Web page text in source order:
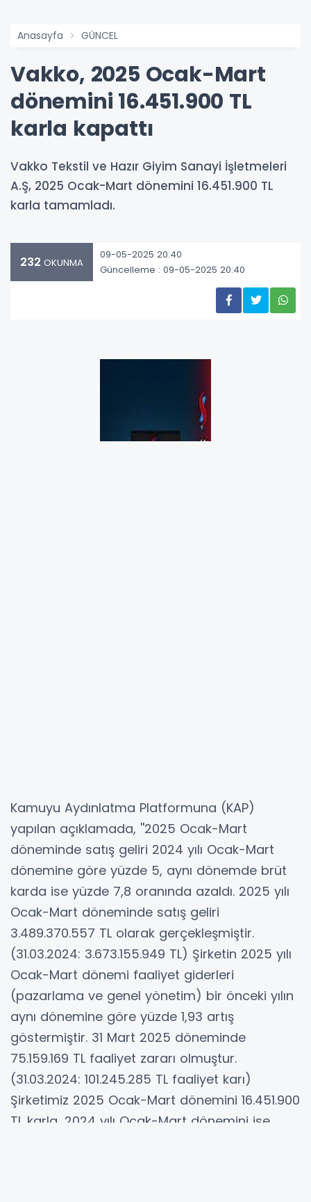
Anasayfa GÜNCEL
Vakko, 2025 Ocak-Mart
dönemini 16.451.900 TL
karla kapattı
Vakko Tekstil ve Hazır Giyim Sanayi İşletmeleri
A.Ş, 2025 Ocak-Mart dönemini 16.451.900 TL
karla tamamladı.
232 OKUNMA
09-05-2025 20:40
Güncelleme : 09-05-2025 20:40
Kamuyu Aydınlatma Platformuna (KAP)
yapılan açıklamada, ''2025 Ocak-Mart
döneminde satış geliri 2024 yılı Ocak-Mart
dönemine göre yüzde 5, aynı dönemde brüt
karda ise yüzde 7,8 oranında azaldı. 2025 yılı
Ocak-Mart döneminde satış geliri
3.489.370.557 TL olarak gerçekleşmiştir.